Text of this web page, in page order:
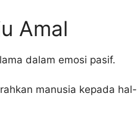
Amal
dalam emosi pasif.
manusia kepada